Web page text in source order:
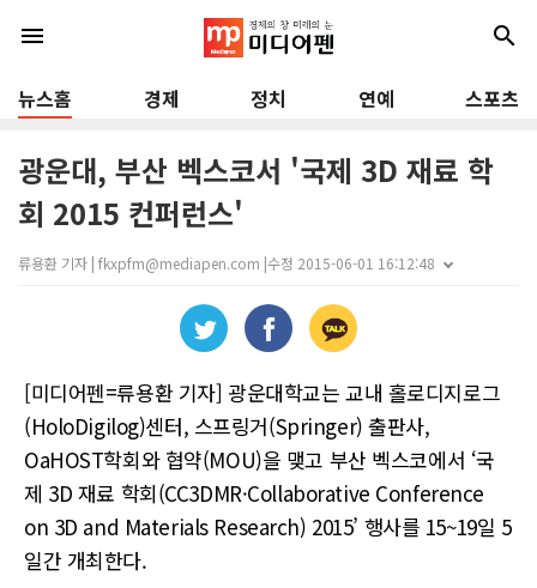
menu search
뉴스홈 경제 정치 연예 스포츠
광운대, 부산 벡스코서 '국제 3D 재료 학
회 2015 컨퍼런스'
류용환 기자 | fkxpfm@mediapen.com |수정 2015-06-01 16:12:48
[미디어펜=류용환 기자] 광운대학교는 교내 홀로디지로그
(HoloDigilog)센터, 스프링거(Springer) 출판사,
OaHOST학회와 협약(MOU)을 맺고 부산 벡스코에서 ‘국
제 3D 재료 학회(CC3DMR·Collaborative Conference
on 3D and Materials Research) 2015’ 행사를 15~19일 5
일간 개최한다.